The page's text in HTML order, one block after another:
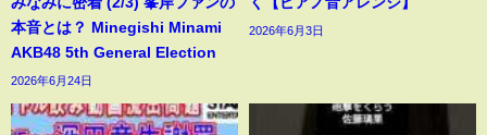
本音とは？ Minegishi Minami
AKB48 5th General Election
2026年6月24日
2026年6月3日